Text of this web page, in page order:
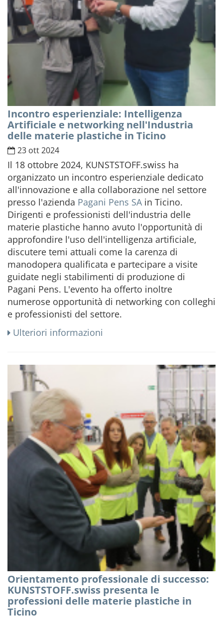
Incontro esperienziale: Intelligenza
Artificiale e networking nell'Industria
delle materie plastiche in Ticino
23 ott 2024
Il 18 ottobre 2024, KUNSTSTOFF.swiss ha
organizzato un incontro esperienziale dedicato
all'innovazione e alla collaborazione nel settore
presso l'azienda Pagani Pens SA in Ticino.
Dirigenti e professionisti dell'industria delle
materie plastiche hanno avuto l'opportunità di
approfondire l'uso dell'intelligenza artificiale,
discutere temi attuali come la carenza di
manodopera qualificata e partecipare a visite
guidate negli stabilimenti di produzione di
Pagani Pens. L'evento ha offerto inoltre
numerose opportunità di networking con colleghi
e professionisti del settore.
Ulteriori informazioni
Orientamento professionale di successo:
KUNSTSTOFF.swiss presenta le
professioni delle materie plastiche in
Ticino